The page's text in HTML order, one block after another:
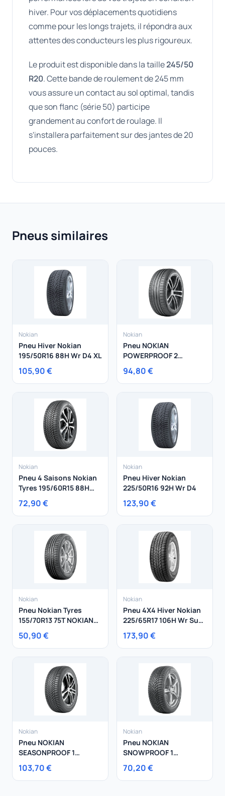
hiver. Pour vos déplacements quotidiens
comme pour les longs trajets, il répondra aux
attentes des conducteurs les plus rigoureux.
Le produit est disponible dans la taille245/50
R20. Cette bande de roulement de 245 mm
vous assure un contact au sol optimal, tandis
que son flanc (série 50) participe
grandement au confort de roulage. Il
s'installera parfaitement sur des jantes de 20
pouces.
Pneus similaires
Nokian
Pneu Hiver Nokian
195/50R16 88H Wr D4 XL
105,90 €
Nokian
Pneu NOKIAN
POWERPROOF 2
215/65R16 102V
94,80 €
Nokian
Pneu 4 Saisons Nokian
Tyres 195/60R15 88H
Nokian Tyres
Seasonproof
72,90 €
Nokian
Pneu Hiver Nokian
225/50R16 92H Wr D4
123,90 €
Nokian
Pneu Nokian Tyres
155/70R13 75T NOKIAN
iLINE
50,90 €
Nokian
Pneu 4X4 Hiver Nokian
225/65R17 106H Wr Suv3
XL
173,90 €
Nokian
Pneu NOKIAN
SEASONPROOF 1
205/60R16 96H
103,70 €
Nokian
Pneu NOKIAN
SNOWPROOF 1
185/60R15 88T
70,20 €